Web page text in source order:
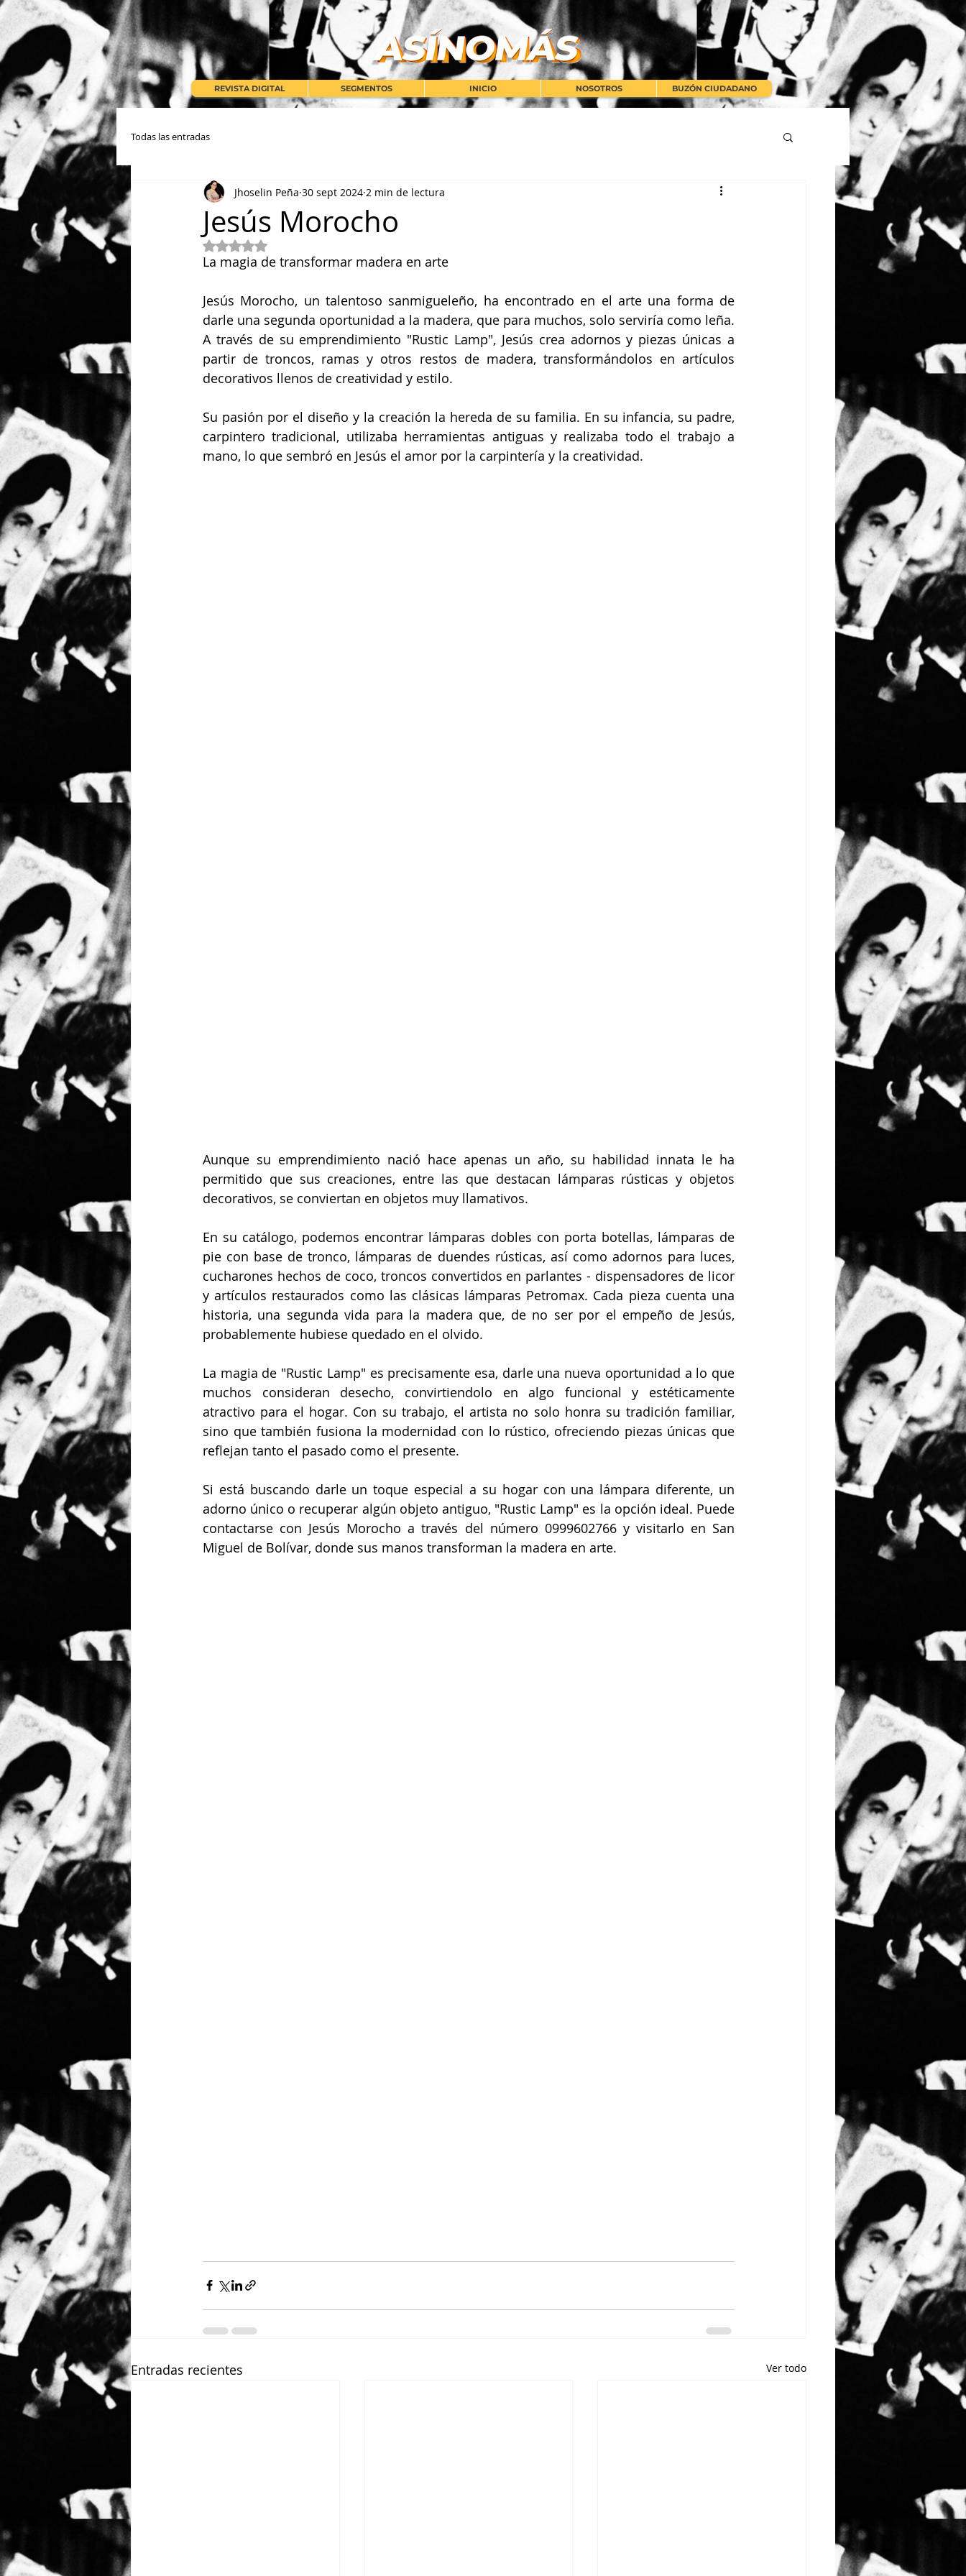
REVISTA DIGITAL SEGMENTOS INICIO NOSOTROS BUZÓN CIUDADANO
Todas las entradas
Jesús Morocho
Jhoselin Peña 30 sept 2024 2 min de lectura
Obtuvo NaN de 5 estrellas.
La magia de transformar madera en arte
Jesús Morocho, un talentoso sanmigueleño, ha encontrado en el arte una forma de
darle una segunda oportunidad a la madera, que para muchos, solo serviría como leña.
A través de su emprendimiento "Rustic Lamp", Jesús crea adornos y piezas únicas a
partir de troncos, ramas y otros restos de madera, transformándolos en artículos
decorativos llenos de creatividad y estilo.
Su pasión por el diseño y la creación la hereda de su familia. En su infancia, su padre,
carpintero tradicional, utilizaba herramientas antiguas y realizaba todo el trabajo a
mano, lo que sembró en Jesús el amor por la carpintería y la creatividad.
Aunque su emprendimiento nació hace apenas un año, su habilidad innata le ha
permitido que sus creaciones, entre las que destacan lámparas rústicas y objetos
decorativos, se conviertan en objetos muy llamativos.
En su catálogo, podemos encontrar lámparas dobles con porta botellas, lámparas de
pie con base de tronco, lámparas de duendes rústicas, así como adornos para luces,
cucharones hechos de coco, troncos convertidos en parlantes - dispensadores de licor
y artículos restaurados como las clásicas lámparas Petromax. Cada pieza cuenta una
historia, una segunda vida para la madera que, de no ser por el empeño de Jesús,
probablemente hubiese quedado en el olvido.
La magia de "Rustic Lamp" es precisamente esa, darle una nueva oportunidad a lo que
muchos consideran desecho, convirtiendolo en algo funcional y estéticamente
atractivo para el hogar. Con su trabajo, el artista no solo honra su tradición familiar,
sino que también fusiona la modernidad con lo rústico, ofreciendo piezas únicas que
reflejan tanto el pasado como el presente.
Si está buscando darle un toque especial a su hogar con una lámpara diferente, un
adorno único o recuperar algún objeto antiguo, "Rustic Lamp" es la opción ideal. Puede
contactarse con Jesús Morocho a través del número 0999602766 y visitarlo en San
Miguel de Bolívar, donde sus manos transforman la madera en arte.
Entradas recientes Ver todo